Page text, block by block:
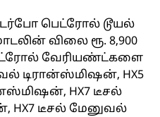
டர்போ பெட்ரோல் டூயல்
விலை ரூ. 8,900
வேரியண்ட்களை
டிரான்ஸ்மிஷன், HX5
HX7 டீசல்
HX7 டீசல் மேனுவல்